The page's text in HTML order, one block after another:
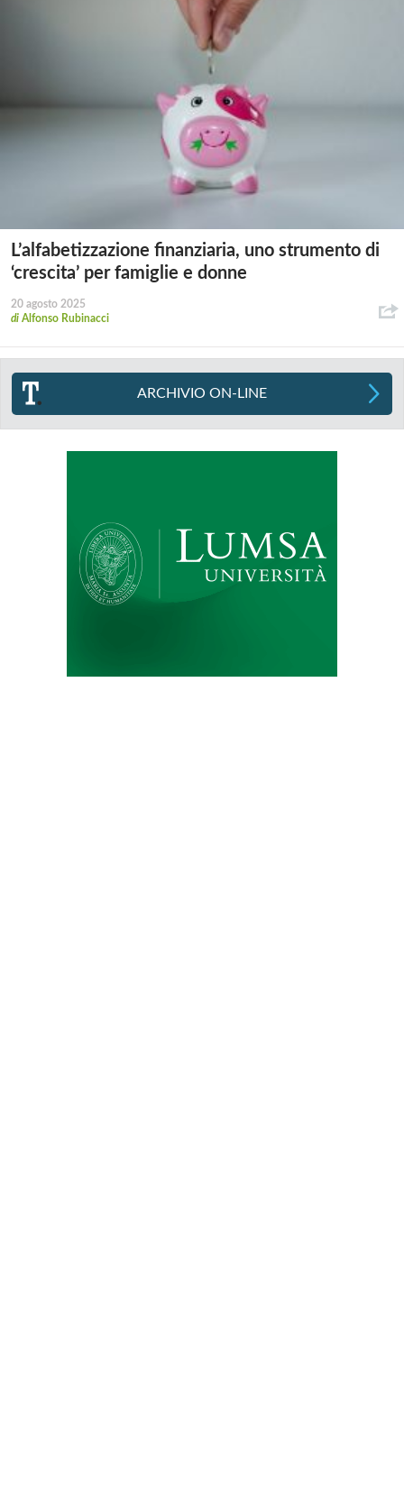
L’alfabetizzazione finanziaria, uno strumento di
‘crescita’ per famiglie e donne
20 agosto 2025
di Alfonso Rubinacci
ARCHIVIO ON-LINE